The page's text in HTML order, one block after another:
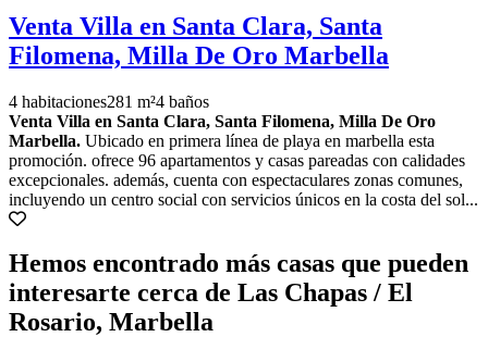
Venta Villa en Santa Clara, Santa
Filomena, Milla De Oro Marbella
4 habitaciones281 m²4 baños
Venta Villa en Santa Clara, Santa Filomena, Milla De Oro
Marbella. Ubicado en primera línea de playa en marbella esta
promoción. ofrece 96 apartamentos y casas pareadas con calidades
excepcionales. además, cuenta con espectaculares zonas comunes,
incluyendo un centro social con servicios únicos en la costa del sol...
Hemos encontrado más casas que pueden
interesarte cerca de Las Chapas / El
Rosario, Marbella